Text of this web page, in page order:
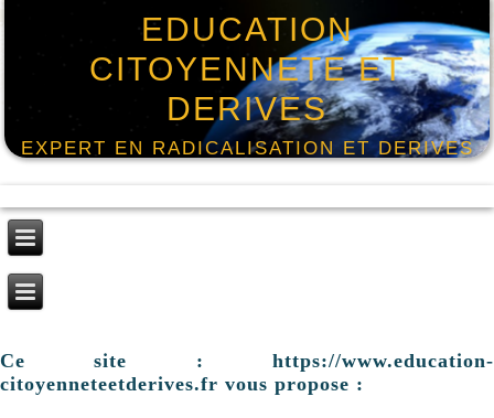
EDUCATION
CITOYENNETE ET
DERIVES
EXPERT EN RADICALISATION ET DERIVES
Ce site : https://www.education-
citoyenneteetderives.fr vous propose :